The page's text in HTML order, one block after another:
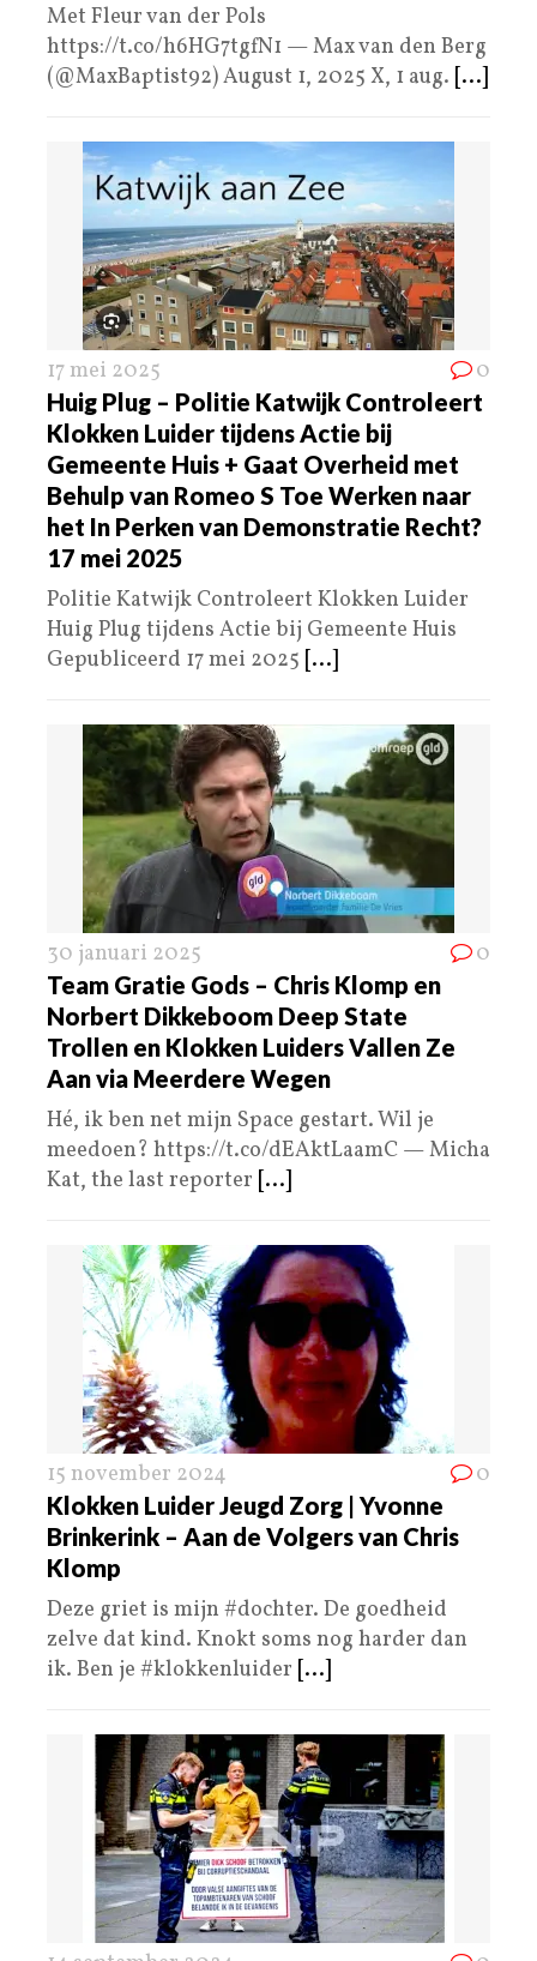
Met Fleur van der Pols
https://t.co/h6HG7tgfN1 — Max van den Berg
(@MaxBaptist92) August 1, 2025 X, 1 aug. [...]
17 mei 2025 0
Huig Plug – Politie Katwijk Controleert
Klokken Luider tijdens Actie bij
Gemeente Huis + Gaat Overheid met
Behulp van Romeo S Toe Werken naar
het In Perken van Demonstratie Recht?
17 mei 2025
Politie Katwijk Controleert Klokken Luider
Huig Plug tijdens Actie bij Gemeente Huis
Gepubliceerd 17 mei 2025 [...]
30 januari 2025 0
Team Gratie Gods – Chris Klomp en
Norbert Dikkeboom Deep State
Trollen en Klokken Luiders Vallen Ze
Aan via Meerdere Wegen
Hé, ik ben net mijn Space gestart. Wil je
meedoen? https://t.co/dEAktLaamC — Micha
Kat, the last reporter [...]
15 november 2024 0
Klokken Luider Jeugd Zorg | Yvonne
Brinkerink – Aan de Volgers van Chris
Klomp
Deze griet is mijn #dochter. De goedheid
zelve dat kind. Knokt soms nog harder dan
ik. Ben je #klokkenluider [...]